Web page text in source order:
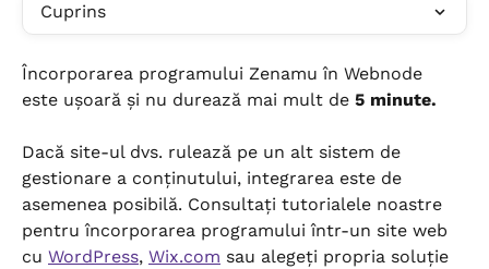
Cuprins
Încorporarea programului Zenamu în Webnode
este ușoară și nu durează mai mult de 5 minute.
Dacă site-ul dvs. rulează pe un alt sistem de
gestionare a conținutului, integrarea este de
asemenea posibilă. Consultați tutorialele noastre
pentru încorporarea programului într-un site web
cu WordPress, Wix.com sau alegeți propria soluție